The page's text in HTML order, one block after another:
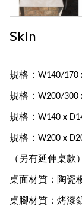
Skin
規格：W140/170
規格：W200/300
規格：W140 x
規格：W200 x
（另有延伸桌款）
桌面材質：陶瓷
桌腳材質：烤漆